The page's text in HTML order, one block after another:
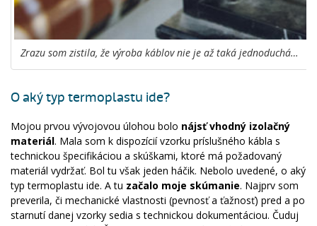
Zrazu som zistila, že výroba káblov nie je až taká jednoduchá…
O aký typ termoplastu ide?
Mojou prvou vývojovou úlohou bolo nájsť vhodný izolačný
materiál. Mala som k dispozícií vzorku príslušného kábla s
technickou špecifikáciou a skúškami, ktoré má požadovaný
materiál vydržať. Bol tu však jeden háčik. Nebolo uvedené, o aký
typ termoplastu ide. A tu začalo moje skúmanie. Najprv som
preverila, či mechanické vlastnosti (pevnosť a ťažnosť) pred a po
starnutí danej vzorky sedia s technickou dokumentáciou. Čuduj